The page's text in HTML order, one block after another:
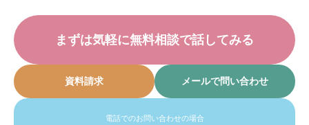
まずは気軽に無料相談で話してみる
資料請求 メールで問い合わせ
電話でのお問い合わせの場合